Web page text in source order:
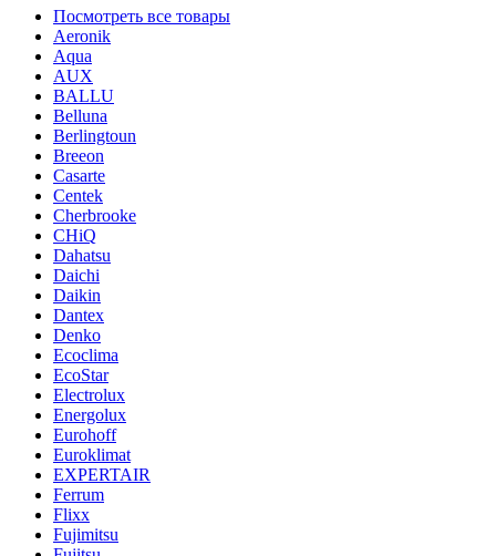
Посмотреть все товары
Aeronik
Aqua
AUX
BALLU
Belluna
Berlingtoun
Breeon
Casarte
Centek
Cherbrooke
CHiQ
Dahatsu
Daichi
Daikin
Dantex
Denko
Ecoclima
EcoStar
Electrolux
Energolux
Eurohoff
Euroklimat
EXPERTAIR
Ferrum
Flixx
Fujimitsu